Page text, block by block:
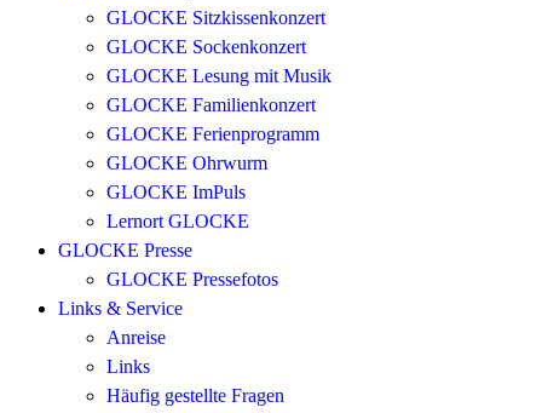
GLOCKE Sitzkissenkonzert
GLOCKE Sockenkonzert
GLOCKE Lesung mit Musik
GLOCKE Familienkonzert
GLOCKE Ferienprogramm
GLOCKE Ohrwurm
GLOCKE ImPuls
Lernort GLOCKE
GLOCKE Presse
GLOCKE Pressefotos
Links & Service
Anreise
Links
Häufig gestellte Fragen